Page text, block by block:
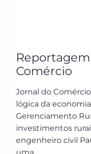
Comércio
Jornal do
lógica da
Gerenciamento
investimentos
engenheiro civil
uma...